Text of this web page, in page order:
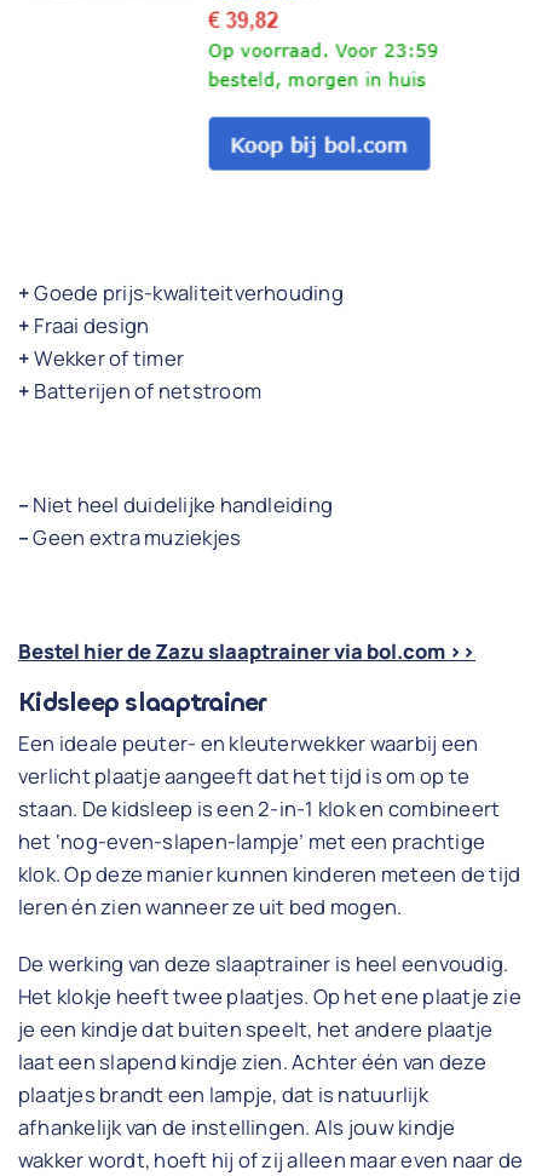
+Goede prijs-kwaliteitverhouding
+ Fraai design
+Wekker of timer
+ Batterijen of netstroom
– Niet heel duidelijke handleiding
–Geen extra muziekjes
Bestel hier de Zazu slaaptrainer via bol.com >>
Kidsleep slaaptrainer
Een ideale peuter- en kleuterwekker waarbij een
verlicht plaatje aangeeft dat het tijd is om op te
staan. De kidsleep is een 2-in-1 klok en combineert
het ‘nog-even-slapen-lampje’ met een prachtige
klok. Op deze manier kunnen kinderen meteen de tijd
leren én zien wanneer ze uit bed mogen.
De werking van deze slaaptrainer is heel eenvoudig.
Het klokje heeft twee plaatjes. Op het ene plaatje zie
je een kindje dat buiten speelt, het andere plaatje
laat een slapend kindje zien. Achter één van deze
plaatjes brandt een lampje, dat is natuurlijk
afhankelijk van de instellingen. Als jouw kindje
wakker wordt, hoeft hij of zij alleen maar even naar de